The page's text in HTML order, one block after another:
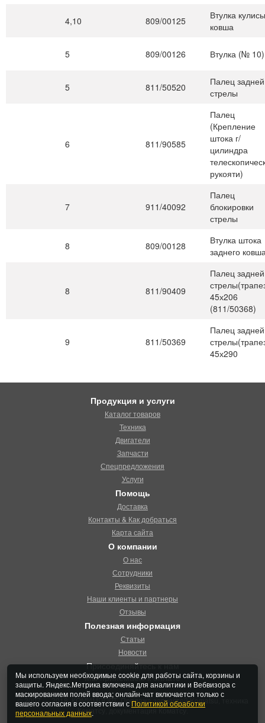
Мы используем необходимые cookie для работы сайта, корзины и
защиты. Яндекс.Метрика включена для аналитики и Вебвизора с
маскированием полей ввода; онлайн-чат включается только с
вашего согласия в соответствии с Политикой обработки
персональных данных.
4,10 809/00125
Втулка кулисы
ковша
5 809/00126 Втулка (№ 10)
5 811/50520
Палец задней
стрелы
6 811/90585
Палец
(Крепление
штока г/
цилиндра
рукояти)
7 911/40092
Палец
блокировки
стрелы
8 809/00128
Втулка штока
заднего
8 811/90409
Палец задней
45х206
(811/50368)
9 811/50369
Палец задней
45х290
Продукция и услуги
Каталог товаров
Техника
Двигатели
Запчасти
Спецпредложения
Услуги
Помощь
Доставка
Контакты & Как добраться
Карта сайта
О компании
О нас
Сотрудники
Реквизиты
Наши клиенты и партнеры
Отзывы
Полезная информация
Статьи
Новости
Присоединяйтесь к нам
Мы принемаем к оплате
© 2007 — 2018, КОМИМПОРТ. Продажа запчастей Komatsu, техника
Коматсу, документация Коматсу.